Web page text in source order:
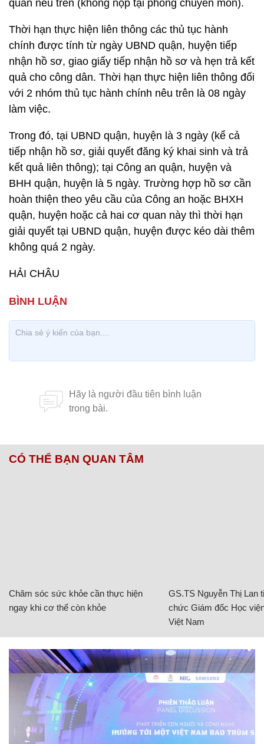
quan nêu trên (không nộp tại phòng chuyên môn).
Thời hạn thực hiện liên thông các thủ tục hành
chính được tính từ ngày UBND quận, huyện tiếp
nhận hồ sơ, giao giấy tiếp nhận hồ sơ và hẹn trả kết
quả cho công dân. Thời hạn thực hiện liên thông đối
với 2 nhóm thủ tục hành chính nêu trên là 08 ngày
làm việc.
Trong đó, tại UBND quận, huyện là 3 ngày (kể cả
tiếp nhận hồ sơ, giải quyết đăng ký khai sinh và trả
kết quả liên thông); tại Công an quận, huyện và
BHH quận, huyện là 5 ngày. Trường hợp hồ sơ cần
hoàn thiện theo yêu cầu của Công an hoặc BHXH
quận, huyện hoặc cả hai cơ quan này thì thời hạn
giải quyết tại UBND quận, huyện được kéo dài thêm
không quá 2 ngày.
HẢI CHÂU
CÓ THỂ BẠN QUAN TÂM
Chăm sóc sức khỏe cần thực hiện
ngay khi cơ thể còn khỏe
GS.TS Nguyễn Thị Lan
chức Giám đốc Học
Việt Nam